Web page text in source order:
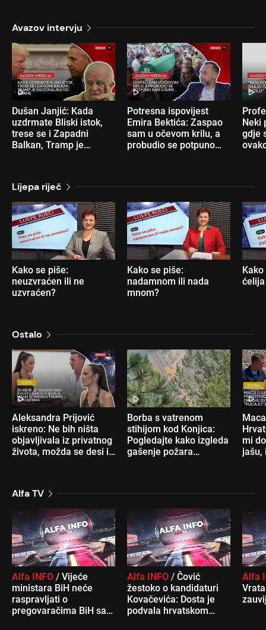
Avazov intervju
Dušan Janjić: Kada
uzdrmate Bliski istok,
trese se i Zapadni
Balkan, Tramp je
Potresna ispovijest
Emira Bektića: Zaspao
sam u očevom krilu, a
probudio se potpuno
Neki
gdje
Lijepa riječ
Kako se piše:
neuzvraćen ili ne
uzvraćen?
Kako se piše:
nadamnom ili nada
mnom?
Ostalo
Aleksandra Prijović
iskreno: Ne bih ništa
objavljivala iz privatnog
života, možda se desi i
Borba s vatrenom
stihijom kod Konjica:
Pogledajte kako izgleda
gašenje požara
mi
jašu,
Alfa TV
Alfa INFO / Vijeće
ministara BiH neće
raspravljati o
pregovaračima BiH sa
Alfa INFO / Čović
žestoko o kandidaturi
Kovačevića: Dosta je
podvala hrvatskom
Alfa